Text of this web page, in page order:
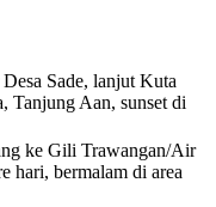
Sade, lanjut Kuta
Tanjung Aan, sunset di
ke Gili Trawangan/Air
hari, bermalam di area